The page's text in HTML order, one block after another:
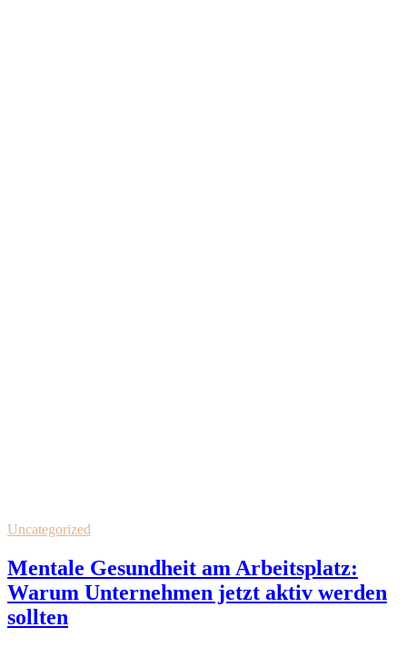
Uncategorized
Mentale Gesundheit am Arbeitsplatz:
Warum Unternehmen jetzt aktiv werden
sollten